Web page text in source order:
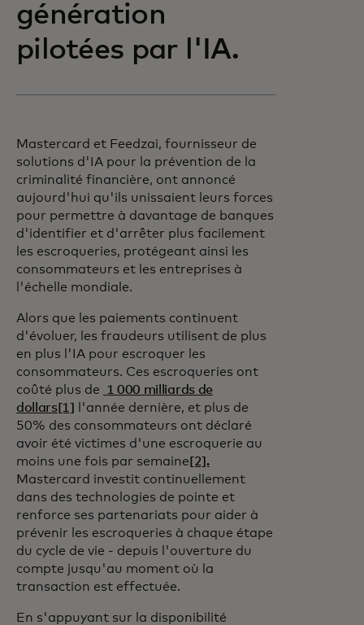
génération
pilotées par l'IA.
Mastercard et Feedzai, fournisseur de
solutions d'IA pour la prévention de la
criminalité financière, ont annoncé
aujourd'hui qu'ils unissaient leurs forces
pour permettre à davantage de banques
d'identifier et d'arrêter plus facilement
les escroqueries, protégeant ainsi les
consommateurs et les entreprises à
l'échelle mondiale.
Alors que les paiements continuent
d'évoluer, les fraudeurs utilisent de plus
en plus l'IA pour escroquer les
consommateurs. Ces escroqueries ont
coûté plus de
1 000 milliards de
dollars[1]
l'année dernière, et plus de
50% des consommateurs ont déclaré
avoir été victimes d'une escroquerie au
moins une fois par semaine [2].
Mastercard investit continuellement
dans des technologies de pointe et
renforce ses partenariats pour aider à
prévenir les escroqueries à chaque étape
du cycle de vie - depuis l'ouverture du
compte jusqu'au moment où la
transaction est effectuée.
En s'appuyant sur la disponibilité